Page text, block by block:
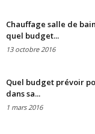
Chauffage salle de
quel budget...
13 octobre 2016
Quel budget prévoir
dans sa...
1 mars 2016